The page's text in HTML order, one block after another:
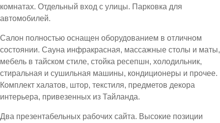
комнатах. Отдельный вход с улицы. Парковка для
автомобилей.
Салон полностью оснащен оборудованием в отличном
состоянии. Сауна инфракрасная, массажные столы и маты,
мебель в тайском стиле, стойка ресепшн, холодильник,
стиральная и сушильная машины, кондиционеры и прочее.
Комплект халатов, штор, текстиля, предметов декора
интерьера, привезенных из Тайланда.
Два презентабельных рабочих сайта. Высокие позиции